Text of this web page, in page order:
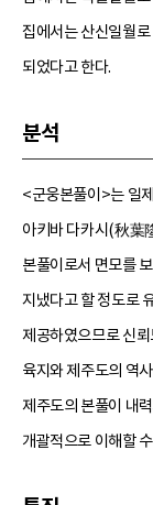
집에서는 산신일월
되었다고 한다.
분석
<군웅본풀이>는 일
아키바 다카시(秋葉
본풀이로서 면모를
지냈다고 할 정도로
제공하였으므로 신
육지와 제주도의 역
제주도의 본풀이 내
개괄적으로 이해할